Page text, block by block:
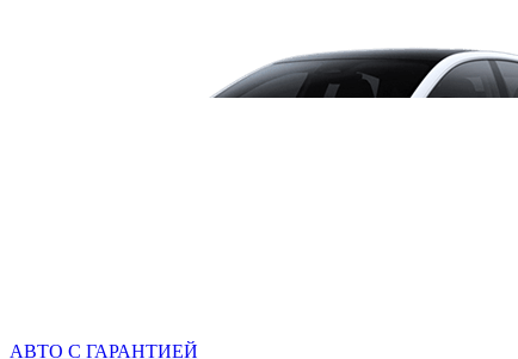
АВТО С ГАРАНТИЕЙ